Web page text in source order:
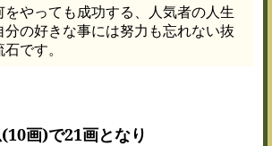
やっても成功する、人気者の人生
分の好きな事には努力も忘れない抜
です。
画)で21画となり